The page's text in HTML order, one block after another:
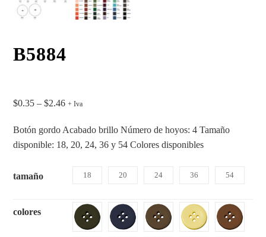
B5884
$0.35 – $2.46 + Iva
Botón gordo Acabado brillo Número de hoyos: 4 Tamaño
disponible: 18, 20, 24, 36 y 54 Colores disponibles
tamaño 18 20 24 36 54
colores